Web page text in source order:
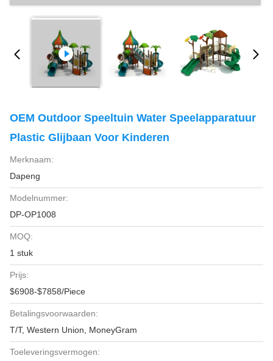
OEM Outdoor Speeltuin Water Speelapparatuur
Plastic Glijbaan Voor Kinderen
Merknaam:
Dapeng
Modelnummer:
DP-OP1008
MOQ:
1 stuk
Prijs:
$6908-$7858/Piece
Betalingsvoorwaarden:
T/T, Western Union, MoneyGram
Toeleveringsvermogen: